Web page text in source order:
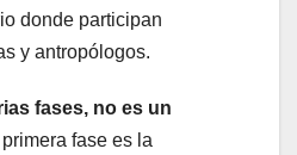
donde participan
y antropólogos.
fases, no es un
primera fase es la